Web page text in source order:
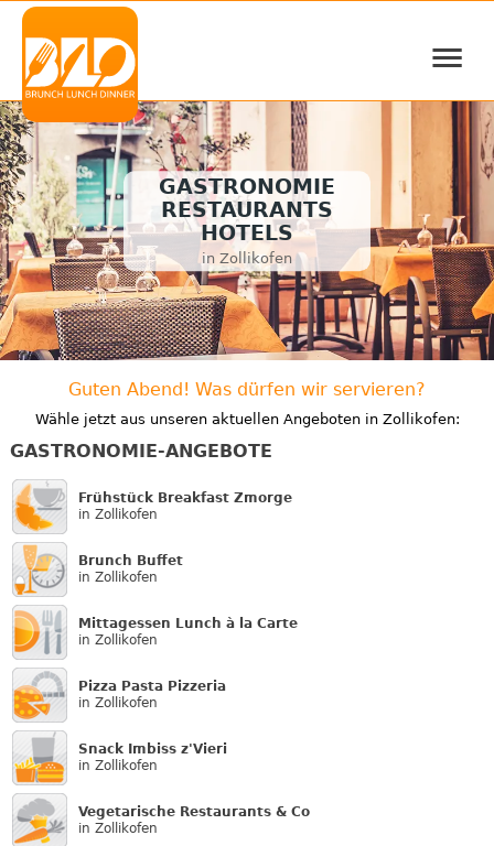
≡
GASTRONOMIE
RESTAURANTS
HOTELS
in Zollikofen
Guten Abend! Was dürfen wir servieren?
Wähle jetzt aus unseren aktuellen Angeboten in Zollikofen:
GASTRONOMIE-ANGEBOTE
Frühstück Breakfast Zmorge
in Zollikofen
Brunch Buffet
in Zollikofen
Mittagessen Lunch à la Carte
in Zollikofen
Pizza Pasta Pizzeria
in Zollikofen
Snack Imbiss z'Vieri
in Zollikofen
Vegetarische Restaurants & Co
in Zollikofen